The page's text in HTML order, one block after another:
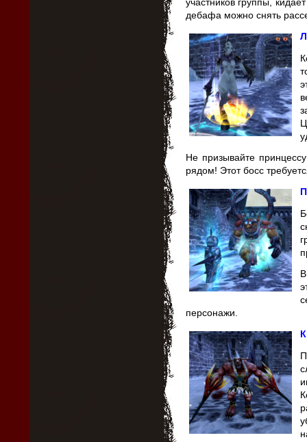
участников группы,
дебафа можно снять
Не призывайте
рядом! Этот босс
персонажи.